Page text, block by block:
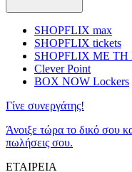
SHOPFLIX max
SHOPFLIX tickets
SHOPFLIX ΜΕ ΤΗ
Clever Point
BOX NOW Lockers
Γίνε συνεργάτης!
Άνοιξε τώρα το δικό σου
πωλήσεις σου.
ΕΤΑΙΡΕΙΑ